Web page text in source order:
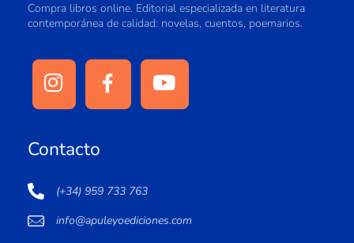
Compra libros online. Editorial especializada en literatura
contemporánea de calidad: novelas, cuentos, poemarios.
Contacto
(+34) 959 733 763
info@apuleyoediciones.com